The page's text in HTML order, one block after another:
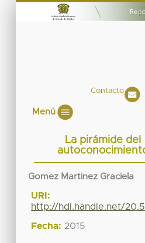
Contacto
Menú
La pirámide del
Gomez Martinez Graciela
URI:
http://hdl.handle.net/
Fecha: 2015